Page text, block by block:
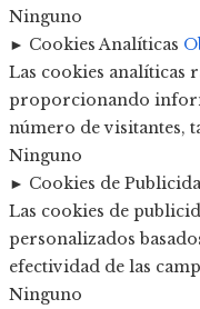
Ninguno
► Cookies Analíticas
Las cookies analíticas
proporcionando
número de visitantes,
Ninguno
► Cookies de
Las cookies de
personalizados
efectividad de las
Ninguno